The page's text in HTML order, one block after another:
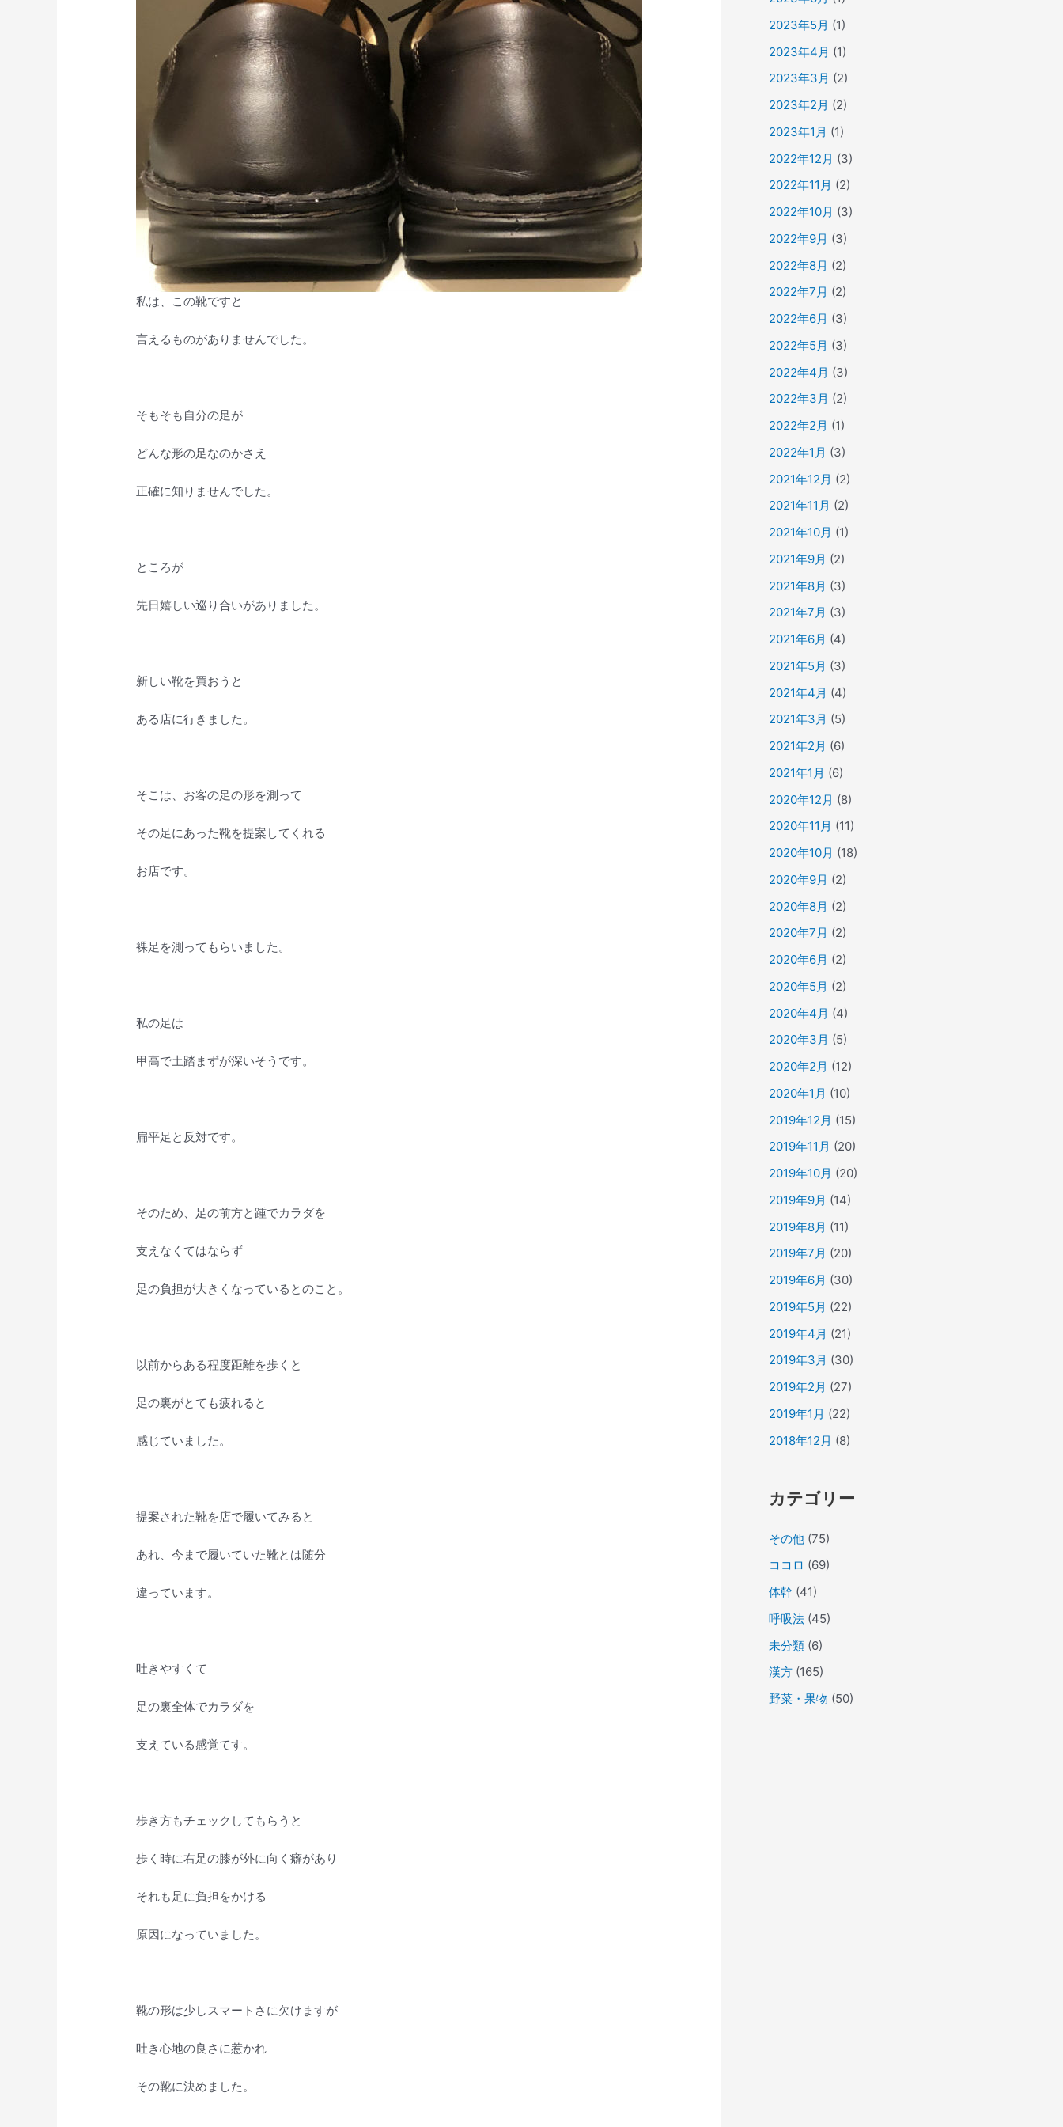
私は、この靴ですと
言えるものがありませんでした。
そもそも自分の足が
どんな形の足なのかさえ
正確に知りませんでした。
ところが
先日嬉しい巡り合いがありました。
新しい靴を買おうと
ある店に行きました。
そこは、お客の足の形を測って
その足にあった靴を提案してくれる
お店です。
裸足を測ってもらいました。
私の足は
甲高で土踏まずが深いそうです。
扁平足と反対です。
そのため、足の前方と踵でカラダを
支えなくてはならず
足の負担が大きくなっているとのこと。
以前からある程度距離を歩くと
足の裏がとても疲れると
感じていました。
提案された靴を店で履いてみると
あれ、今まで履いていた靴とは随分
違っています。
吐きやすくて
足の裏全体でカラダを
支えている感覚てす。
歩き方もチェックしてもらうと
歩く時に右足の膝が外に向く癖があり
それも足に負担をかける
原因になっていました。
靴の形は少しスマートさに欠けますが
吐き心地の良さに惹かれ
その靴に決めました。
2023年5月 (1)
2023年4月 (1)
2023年3月 (2)
2023年2月 (2)
2023年1月 (1)
2022年12月 (3)
2022年11月 (2)
2022年10月 (3)
2022年9月 (3)
2022年8月 (2)
2022年7月 (2)
2022年6月 (3)
2022年5月 (3)
2022年4月 (3)
2022年3月 (2)
2022年2月 (1)
2022年1月 (3)
2021年12月 (2)
2021年11月 (2)
2021年10月 (1)
2021年9月 (2)
2021年8月 (3)
2021年7月 (3)
2021年6月 (4)
2021年5月 (3)
2021年4月 (4)
2021年3月 (5)
2021年2月 (6)
2021年1月 (6)
2020年12月 (8)
2020年11月 (11)
2020年10月 (18)
2020年9月 (2)
2020年8月 (2)
2020年7月 (2)
2020年6月 (2)
2020年5月 (2)
2020年4月 (4)
2020年3月 (5)
2020年2月 (12)
2020年1月 (10)
2019年12月 (15)
2019年11月 (20)
2019年10月 (20)
2019年9月 (14)
2019年8月 (11)
2019年7月 (20)
2019年6月 (30)
2019年5月 (22)
2019年4月 (21)
2019年3月 (30)
2019年2月 (27)
2019年1月 (22)
2018年12月 (8)
カテゴリー
その他 (75)
ココロ (69)
体幹 (41)
呼吸法 (45)
未分類 (6)
漢方 (165)
野菜・果物 (50)